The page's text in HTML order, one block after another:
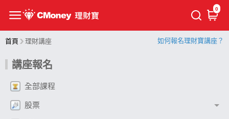
0
首頁 理財講座 如何報名理財寶講座？
講座報名
全部課程
股票